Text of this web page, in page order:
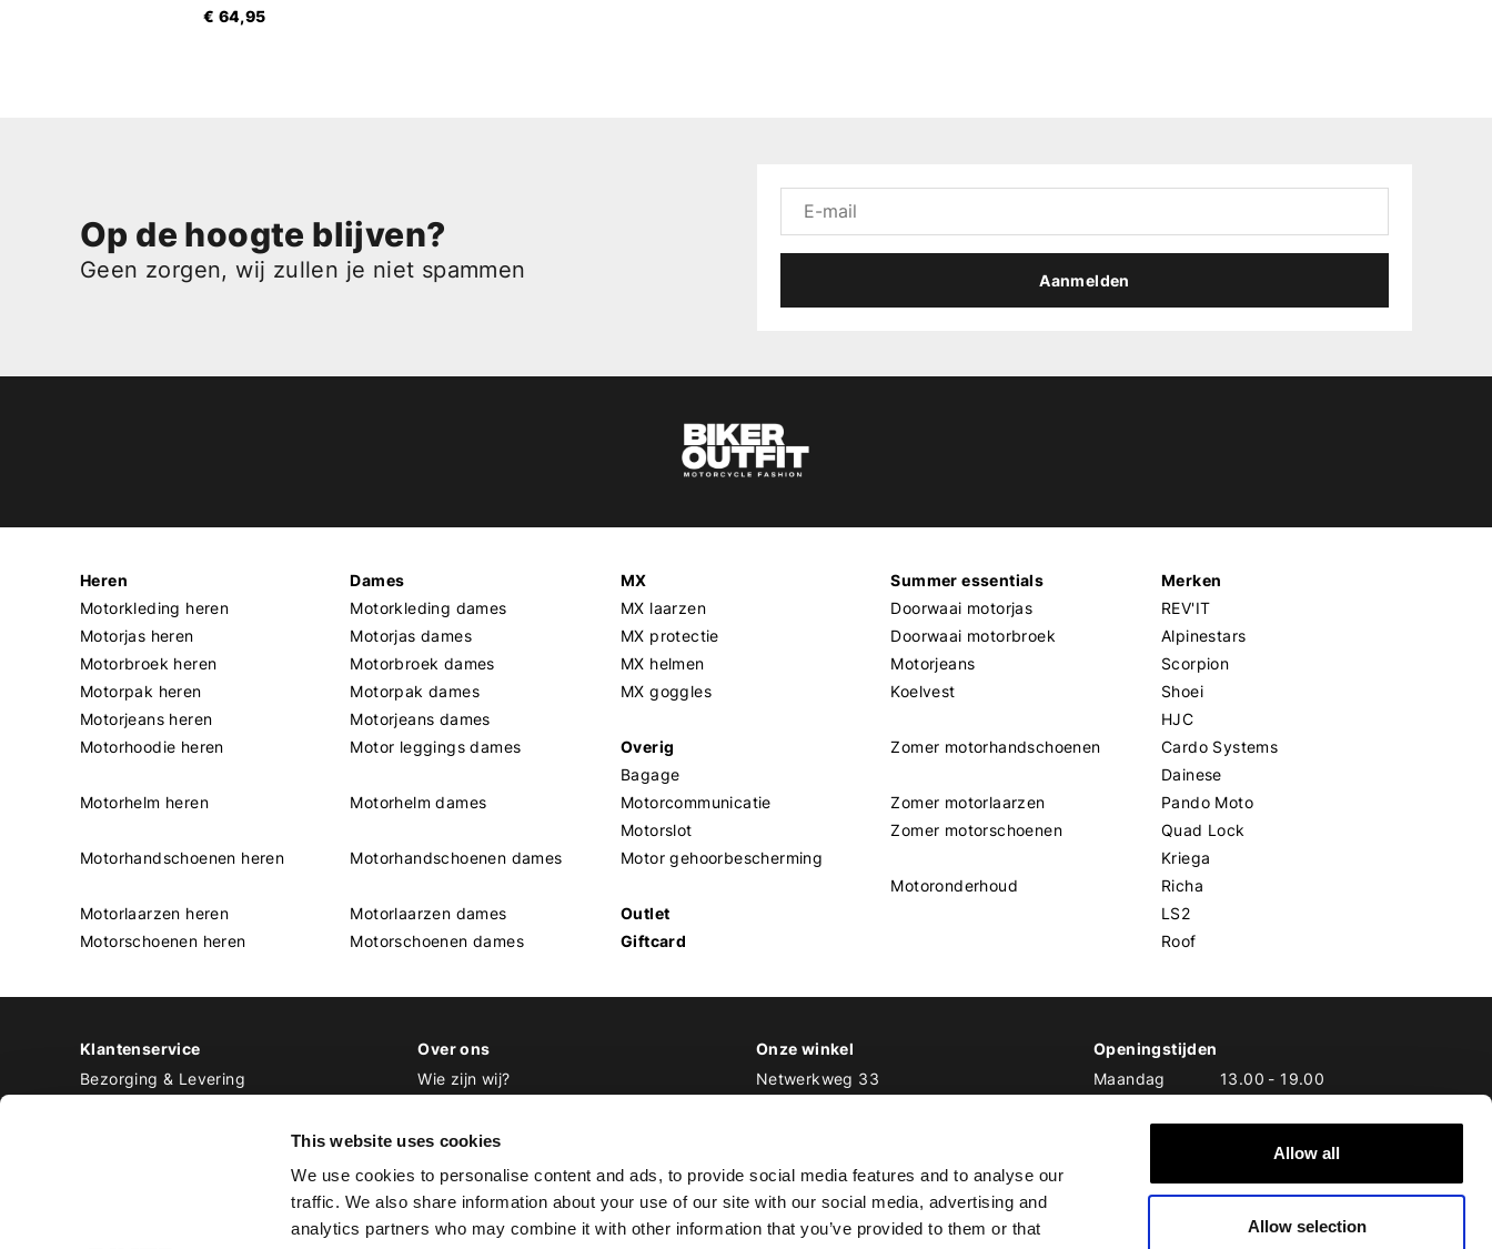
This website uses cookies
We use cookies to personalise content and ads, to provide social media features and to analyse our
traffic. We also share information about your use of our site with our social media, advertising and
analytics partners who may combine it with other information that you’ve provided to them or that
Allow all
Allow selection
€ 64,95
Op de hoogte blijven?
Geen zorgen, wij zullen je niet spammen Aanmelden
Heren
Motorkleding heren
Motorjas heren
Motorbroek heren
Motorpak heren
Motorjeans heren
Motorhoodie heren
Motorhelm heren
Motorhandschoenen heren
Motorlaarzen heren
Motorschoenen heren
Dames
Motorkleding dames
Motorjas dames
Motorbroek dames
Motorpak dames
Motorjeans dames
Motor leggings dames
Motorhelm dames
Motorhandschoenen dames
Motorlaarzen dames
Motorschoenen dames
MX
MX laarzen
MX protectie
MX helmen
MX goggles
Overig
Bagage
Motorcommunicatie
Motorslot
Motor gehoorbescherming
Outlet
Giftcard
Summer essentials
Doorwaai motorjas
Doorwaai motorbroek
Motorjeans
Koelvest
Zomer motorhandschoenen
Zomer motorlaarzen
Zomer motorschoenen
Motoronderhoud
Merken
REV'IT
Alpinestars
Scorpion
Shoei
HJC
Cardo Systems
Dainese
Pando Moto
Quad Lock
Kriega
Richa
LS2
Roof
Klantenservice
Bezorging & Levering
Over ons
Wie zijn wij?
Werken bij Biker Outfit
Onze winkel
Netwerkweg 33
T 020 493 03 67
Openingstijden
Maandag
13.00 - 19.00
Woensdag
10.00-19.00
-20.00
Zaterdag
10.00-17.00
10.00-17.00